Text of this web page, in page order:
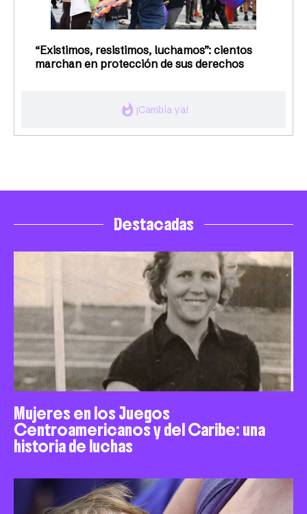
whatshot ¡Cambia ya!
“Existimos, resistimos, luchamos”: cientos
marchan en protección de sus derechos
Destacadas
Mujeres en los Juegos
Centroamericanos y del Caribe: una
historia de luchas